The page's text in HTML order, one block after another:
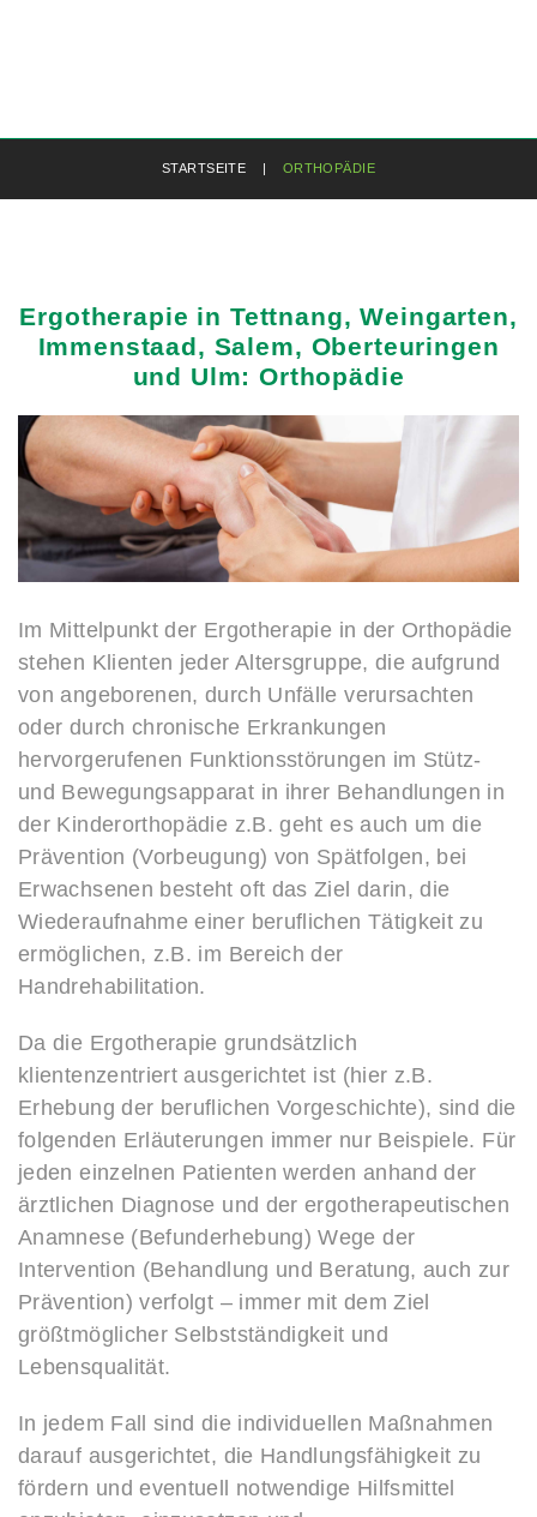
STARTSEITE | ORTHOPÄDIE
Ergotherapie in Tettnang, Weingarten,
Immenstaad, Salem, Oberteuringen
und Ulm: Orthopädie
Im Mittelpunkt der Ergotherapie in der Orthopädie
stehen Klienten jeder Altersgruppe, die aufgrund
von angeborenen, durch Unfälle verursachten
oder durch chronische Erkrankungen
hervorgerufenen Funktionsstörungen im Stütz-
und Bewegungsapparat in ihrer Behandlungen in
der Kinderorthopädie z.B. geht es auch um die
Prävention (Vorbeugung) von Spätfolgen, bei
Erwachsenen besteht oft das Ziel darin, die
Wiederaufnahme einer beruflichen Tätigkeit zu
ermöglichen, z.B. im Bereich der
Handrehabilitation.
Da die Ergotherapie grundsätzlich
klientenzentriert ausgerichtet ist (hier z.B.
Erhebung der beruflichen Vorgeschichte), sind die
folgenden Erläuterungen immer nur Beispiele. Für
jeden einzelnen Patienten werden anhand der
ärztlichen Diagnose und der ergotherapeutischen
Anamnese (Befunderhebung) Wege der
Intervention (Behandlung und Beratung, auch zur
Prävention) verfolgt – immer mit dem Ziel
größtmöglicher Selbstständigkeit und
Lebensqualität.
In jedem Fall sind die individuellen Maßnahmen
darauf ausgerichtet, die Handlungsfähigkeit zu
fördern und eventuell notwendige Hilfsmittel